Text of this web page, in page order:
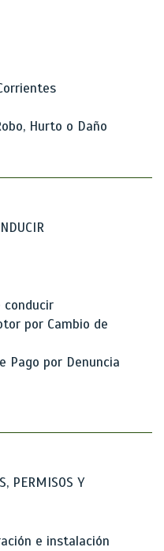
Hurto o Daño
conducir
por Cambio de
Pago por Denuncia
PERMISOS Y
e instalación